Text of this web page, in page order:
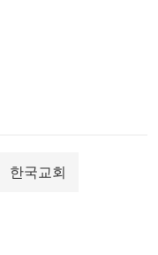
한국교회